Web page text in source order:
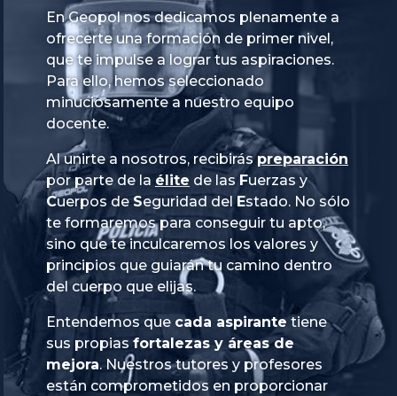
En Geopol nos dedicamos plenamente a
ofrecerte una formación de primer nivel,
que te impulse a lograr tus aspiraciones.
Para ello, hemos seleccionado
minuciosamente a nuestro equipo
docente.
Al unirte a nosotros, recibiráspreparación
por parte de la élite de las Fuerzas y
Cuerpos de Seguridad del Estado. No sólo
te formaremos para conseguir tu apto,
sino que te inculcaremos los valores y
principios que guiarán tu camino dentro
del cuerpo que elijas.
Entendemos que cada aspirante tiene
sus propias fortalezas y áreas de
mejora. Nuestros tutores y profesores
están comprometidos en proporcionar